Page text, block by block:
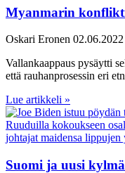
Myanmarin
Oskari Eronen 02.06.2022
Vallankaappaus pysäytti
että rauhanprosessin eri
Lue artikkeli »
Suomi ja uusi